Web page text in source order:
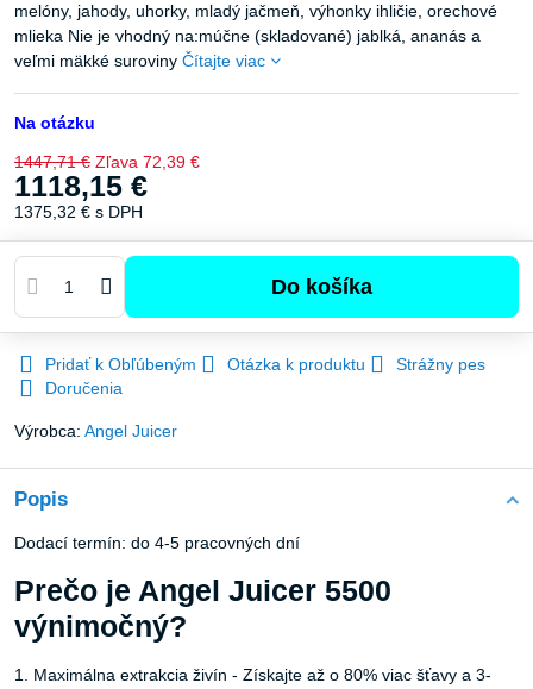
melóny, jahody, uhorky, mladý jačmeň, výhonky ihličie, orechové
mlieka Nie je vhodný na:múčne (skladované) jablká, ananás a
veľmi mäkké suroviny Čítajte viac
Na otázku
1447,71 € Zľava 72,39 €
1118,15 €
1375,32 € s DPH
Do košíka
Pridať k Obľúbeným Otázka k produktu
Strážny pes
Doručenia
Výrobca: Angel Juicer
Popis
Dodací termín: do 4-5 pracovných dní
Prečo je Angel Juicer 5500
výnimočný?
1. Maximálna extrakcia živín - Získajte až o 80% viac šťavy a 3-